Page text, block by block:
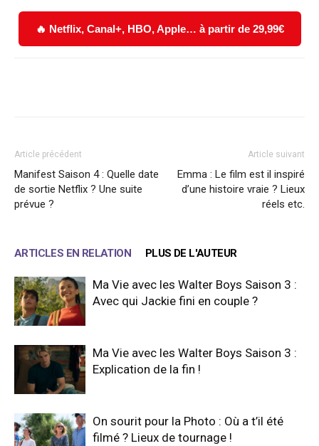
🔥 Netflix, Canal+, HBO, Apple… à partir de 29,99€
Article précédent
Manifest Saison 4 : Quelle date
de sortie Netflix ? Une suite
prévue ?
Article suivant
Emma : Le film est il inspiré
d’une histoire vraie ? Lieux
réels etc.
ARTICLES EN RELATION PLUS DE L'AUTEUR
Ma Vie avec les Walter Boys Saison 3 :
Avec qui Jackie fini en couple ?
Ma Vie avec les Walter Boys Saison 3 :
Explication de la fin !
On sourit pour la Photo : Où a t’il été
filmé ? Lieux de tournage !